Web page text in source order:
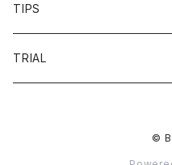
OVERVIEW
FAQ
TIPS
HEADING
TRIAL
©